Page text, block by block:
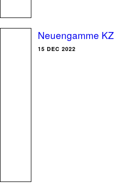
Neuengamme KZ
15 DEC 2022